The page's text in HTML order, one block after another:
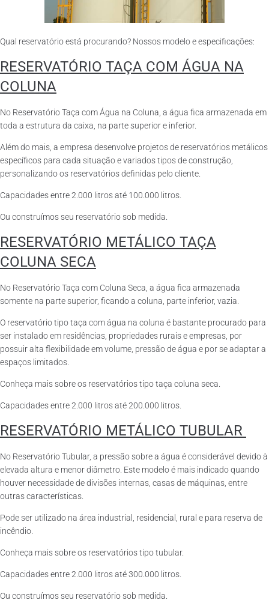
Qual reservatório está procurando? Nossos modelo e especificações:
RESERVATÓRIO TAÇA COM ÁGUA NA
COLUNA
No Reservatório Taça com Água na Coluna, a água fica armazenada em
toda a estrutura da caixa, na parte superior e inferior.
Além do mais, a empresa desenvolve projetos de reservatórios metálicos
específicos para cada situação e variados tipos de construção,
personalizando os reservatórios definidas pelo cliente.
Capacidades entre 2.000 litros até 100.000 litros.
Ou construímos seu reservatório sob medida.
RESERVATÓRIO METÁLICO TAÇA
COLUNA SECA
No Reservatório Taça com Coluna Seca, a água fica armazenada
somente na parte superior, ficando a coluna, parte inferior, vazia.
O reservatório tipo taça com água na coluna é bastante procurado para
ser instalado em residências, propriedades rurais e empresas, por
possuir alta flexibilidade em volume, pressão de água e por se adaptar a
espaços limitados.
Conheça mais sobre os reservatórios tipo taça coluna seca.
Capacidades entre 2.000 litros até 200.000 litros.
RESERVATÓRIO METÁLICO TUBULAR
No Reservatório Tubular, a pressão sobre a água é considerável devido à
elevada altura e menor diâmetro. Este modelo é mais indicado quando
houver necessidade de divisões internas, casas de máquinas, entre
outras características.
Pode ser utilizado na área industrial, residencial, rural e para reserva de
incêndio.
Conheça mais sobre os reservatórios tipo tubular.
Capacidades entre 2.000 litros até 300.000 litros.
Ou construímos seu reservatório sob medida.